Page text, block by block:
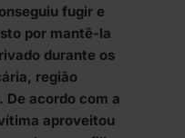
fugir e
por mantê-la
durante os
região
acordo com a
aproveitou